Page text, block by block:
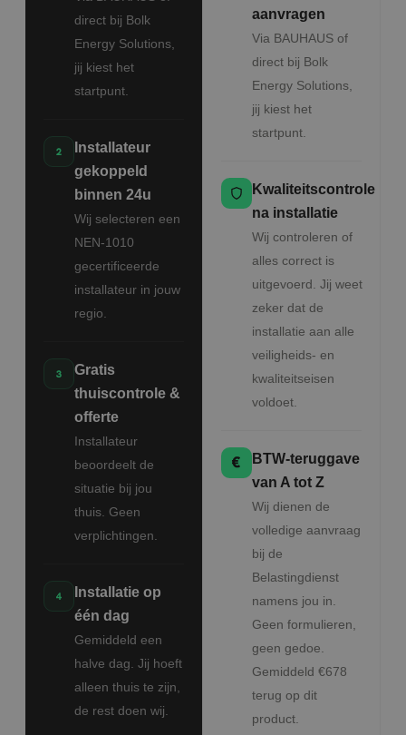
direct bij Bolk
Energy Solutions,
jij kiest het
startpunt.
Installateur
gekoppeld
binnen 24u
Wij selecteren een
NEN-1010
gecertificeerde
installateur in jouw
regio.
Gratis
thuiscontrole &
offerte
Installateur
beoordeelt de
situatie bij jou
thuis. Geen
verplichtingen.
Installatie op
één dag
Gemiddeld een
halve dag. Jij hoeft
alleen thuis te zijn,
de rest doen wij.
aanvragen
Via BAUHAUS of
direct bij Bolk
Energy Solutions,
jij kiest het
startpunt.
Kwaliteitscontrole
na installatie
Wij controleren of
alles correct is
uitgevoerd. Jij weet
zeker dat de
installatie aan alle
veiligheids- en
kwaliteitseisen
voldoet.
BTW-teruggave
van A tot Z
Wij dienen de
volledige aanvraag
bij de
Belastingdienst
namens jou in.
Geen formulieren,
geen gedoe.
Gemiddeld €678
terug op dit
product.